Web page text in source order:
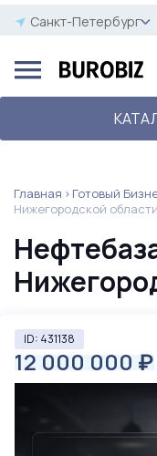
Санкт-Петербург
Главная Готовый
Нижегородской области
ID: 431138
12 000 000 ₽